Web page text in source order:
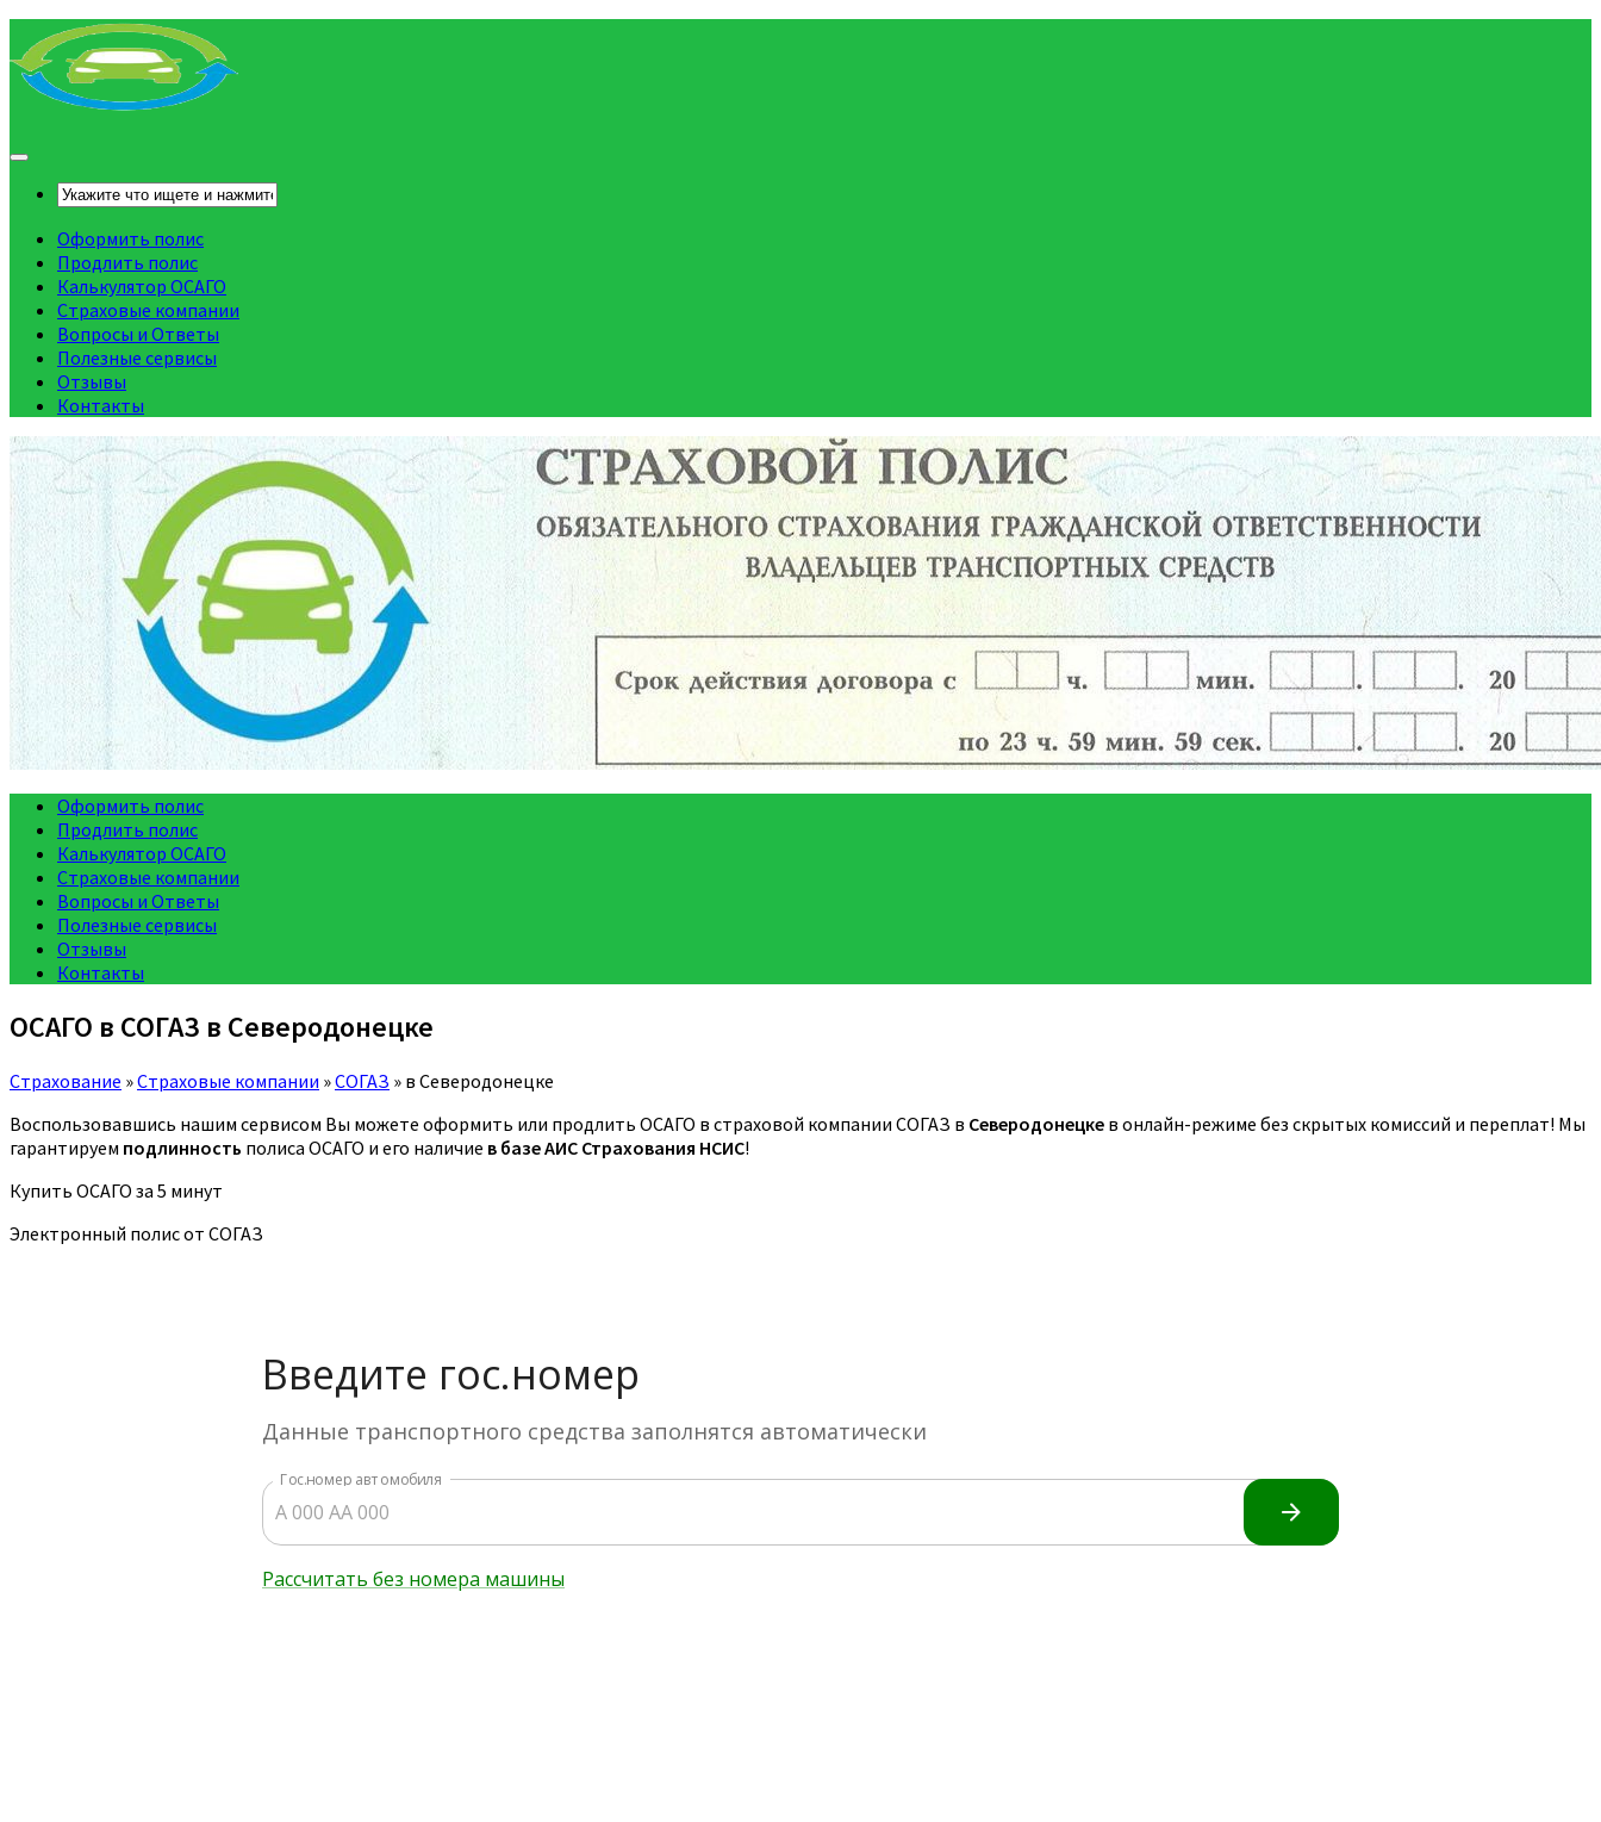
Оформить полис
Продлить полис
Калькулятор ОСАГО
Страховые компании
Вопросы и Ответы
Полезные сервисы
Отзывы
Контакты
Оформить полис
Продлить полис
Калькулятор ОСАГО
Страховые компании
Вопросы и Ответы
Полезные сервисы
Отзывы
Контакты
ОСАГО в СОГАЗ в Северодонецке
Страхование »Страховые компании »СОГАЗ » в Северодонецке
Воспользовавшись нашим сервисом Вы можете оформить или продлить ОСАГО в страховой компании СОГАЗ в Северодонецке в онлайн-режиме без скрытых комиссий и переплат! Мы
гарантируем подлинность полиса ОСАГО и его наличие в базе АИС Страхования НСИС!
Купить ОСАГО за 5 минут
Электронный полис от СОГАЗ